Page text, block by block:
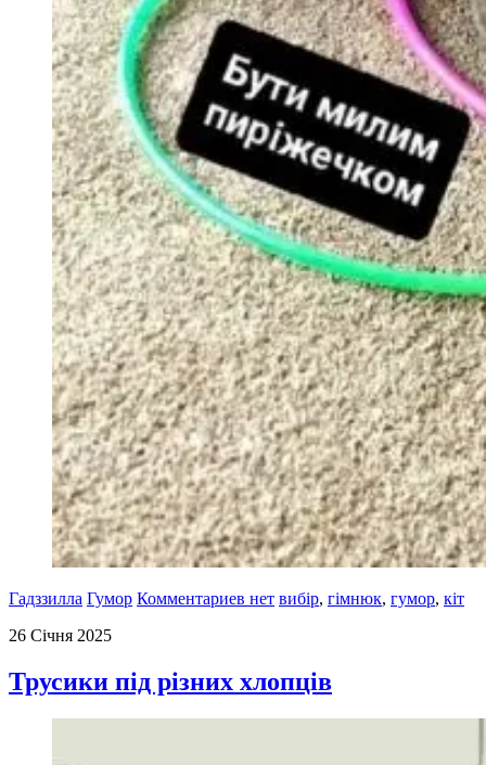
Гадззилла Гумор Комментариев нет вибір, гімнюк, гумор, кіт
26 Січня 2025
Трусики під різних хлопців